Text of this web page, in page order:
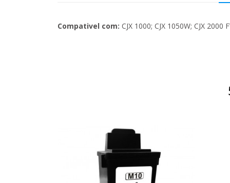
Compativel com: CJX 1000; CJX 1050W; CJX 2000